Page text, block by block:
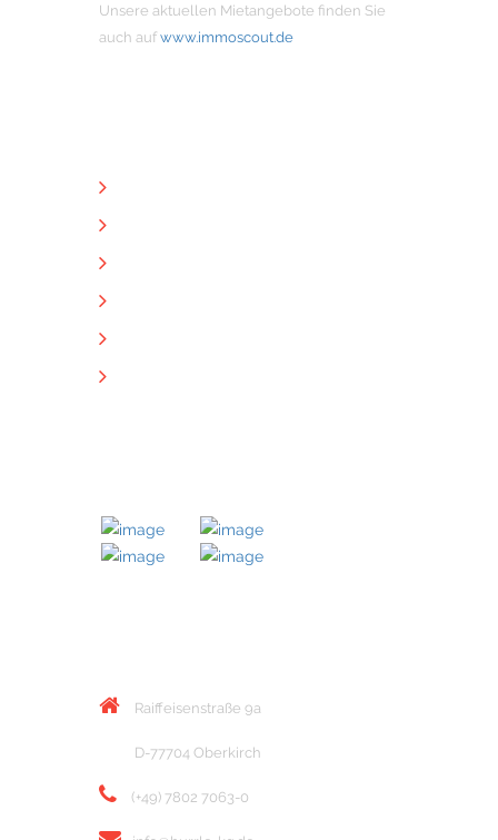
Unsere aktuellen Mietangebote finden Sie
auch auf www.immoscout.de
Raiffeisenstraße 9a
D-77704 Oberkirch
(+49) 7802 7063-0